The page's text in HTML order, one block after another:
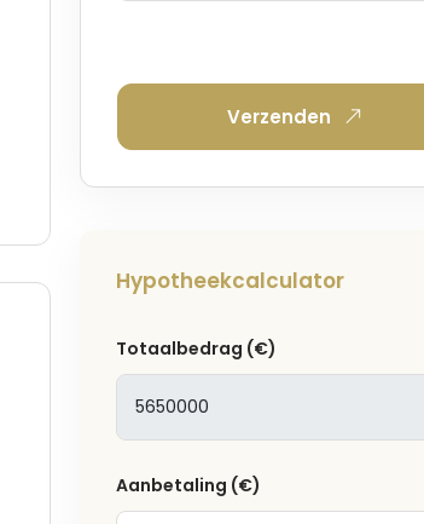
Verzenden
Hypotheekcalculator
Totaalbedrag (€)
Aanbetaling (€)